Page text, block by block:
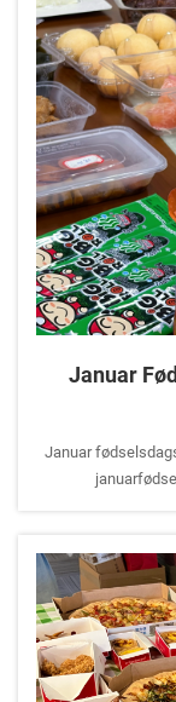
Januar
Januar